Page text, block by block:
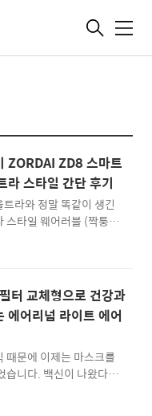
메
ZORDAI ZD8 스마트
라 스타일 간단 후기
라와 정말 똑같이 생긴
스타일 웨어러블 (짝퉁
알고 있었는데요. 딱
플워치, 조르다이
단하게 개봉 사진들과
니다. 짭플워치 조르다
워치 예전에 중국에서
몇개 사용해본 적이 있
형의 큐브 형태의 네모난
제품은 박스가 길쭉 해서
다. 또한 동시에 애플워
터 교체형으로 건강과
에어리넘 라이트 에어
때문에 이제는 마스크를
습니다. 백신이 나왔다고
로 1년 이상은 외출할 때